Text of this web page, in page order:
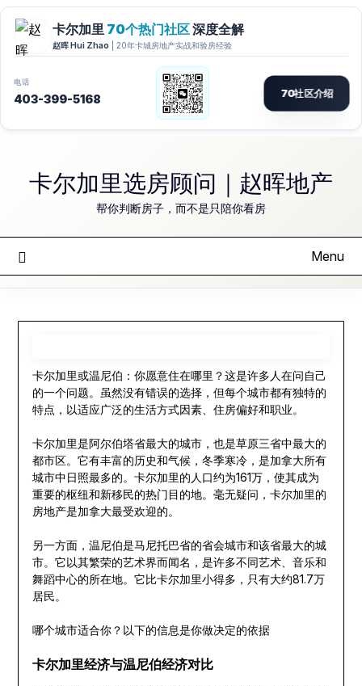
content卡尔加里选房顾问｜赵晖地产
帮你判断房子，而不是只陪你看房
Menu
卡尔加里或温尼伯：你愿意住在哪里？这是许多人在问自己
的一个问题。虽然没有错误的选择，但每个城市都有独特的
特点，以适应广泛的生活方式因素、住房偏好和职业。
卡尔加里是阿尔伯塔省最大的城市，也是草原三省中最大的
都市区。它有丰富的历史和气候，冬季寒冷，是加拿大所有
城市中日照最多的。卡尔加里的人口约为161万，使其成为
重要的枢纽和新移民的热门目的地。毫无疑问，卡尔加里的
房地产是加拿大最受欢迎的。
另一方面，温尼伯是马尼托巴省的省会城市和该省最大的城
市。它以其繁荣的艺术界而闻名，是许多不同艺术、音乐和
舞蹈中心的所在地。它比卡尔加里小得多，只有大约81.7万
居民。
哪个城市适合你？以下的信息是你做决定的依据
卡尔加里经济与温尼伯经济对比